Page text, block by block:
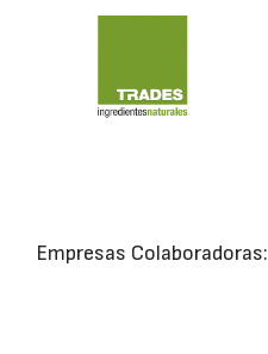
Empresas Colaboradoras: